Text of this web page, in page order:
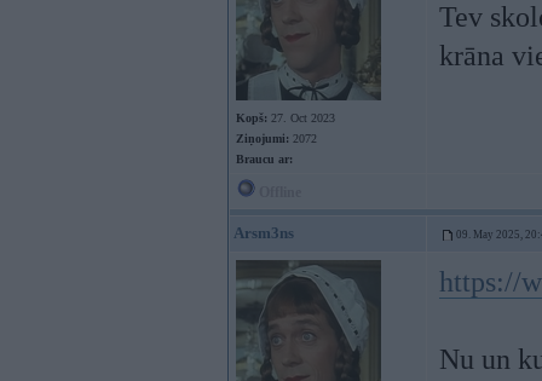
Kopš: 27. Oct 2023
Ziņojumi: 2072
Braucu ar:
Tev
krāna
Arsm3ns 09. May 2025,
https://
Nu un